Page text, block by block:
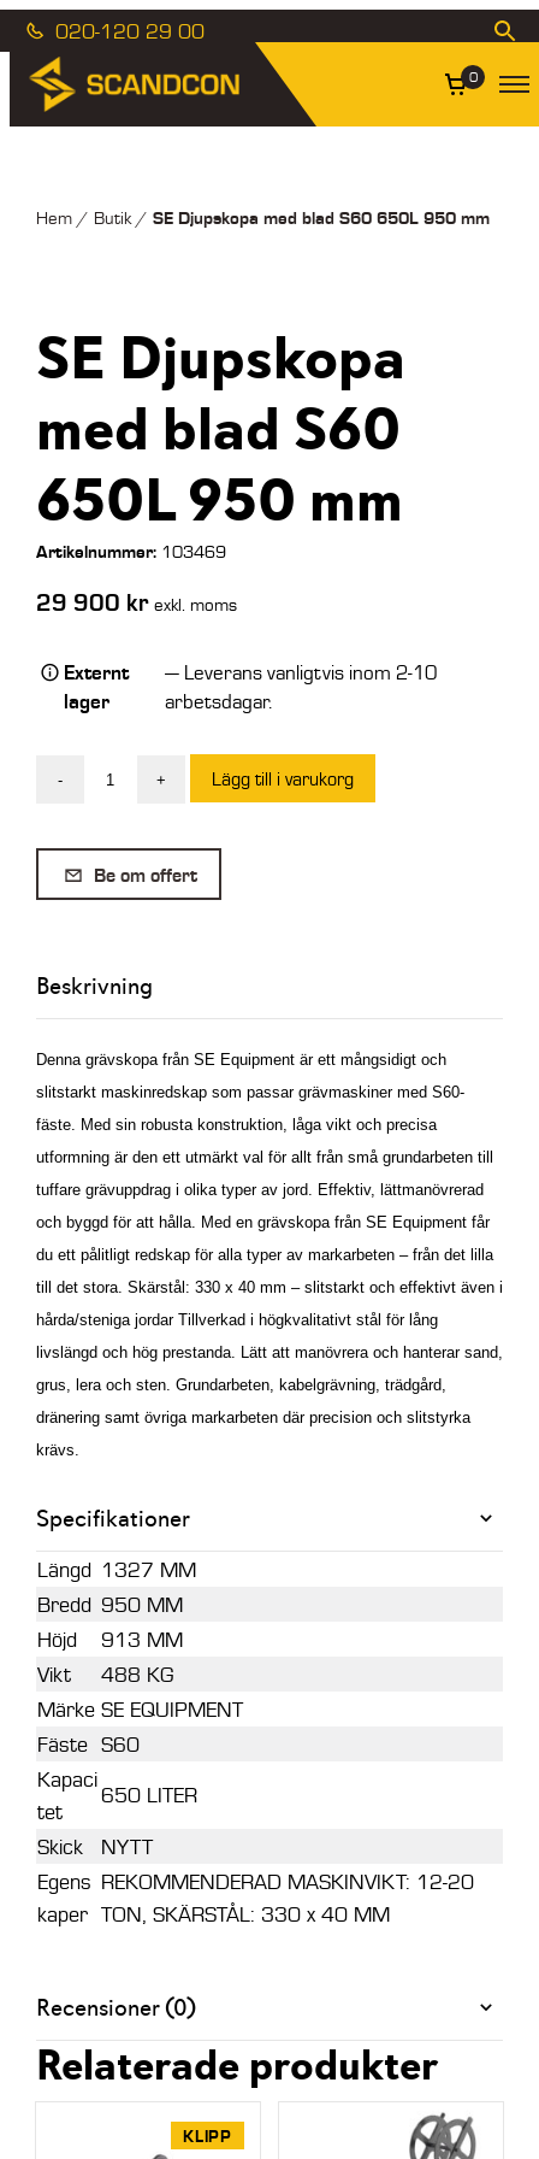
020-120 29 00
0
Hem/ Butik/ SE Djupskopa med blad S60 650L 950 mm
SE Djupskopa
med blad S60
650L 950 mm
Artikelnummer:103469
29 900 kr exkl. moms
Externt
lager
— Leverans vanligtvis inom 2-10
arbetsdagar.
-
med
blad
950
mm
mängd
+ Lägg till i varukorg
Be om offert
Beskrivning
Denna grävskopa från SE Equipment är ett mångsidigt och
slitstarkt maskinredskap som passar grävmaskiner med S60-
fäste. Med sin robusta konstruktion, låga vikt och precisa
utformning är den ett utmärkt val för allt från små grundarbeten till
tuffare grävuppdrag i olika typer av jord.
Effektiv, lättmanövrerad
och byggd för att hålla. Med en grävskopa från SE Equipment får
du ett pålitligt redskap för alla typer av markarbeten – från det lilla
till det stora. Skärstål: 330 x 40 mm – slitstarkt och effektivt även i
hårda/steniga jordar Tillverkad i högkvalitativt stål för lång
livslängd och hög prestanda. Lätt att manövrera och hanterar sand,
grus, lera och sten. Grundarbeten, kabelgrävning, trädgård,
dränering samt övriga markarbeten där precision och slitstyrka
krävs.
Specifikationer
Längd 1327 MM
Bredd 950 MM
Höjd
913 MM
Vikt
488 KG
Märke SE EQUIPMENT
Fäste S60
Kapaci
tet
650 LITER
Skick
NYTT
Egens
kaper
REKOMMENDERAD MASKINVIKT: 12-20
TON, SKÄRSTÅL: 330 x 40 MM
Recensioner (0)
Relaterade produkter
KLIPP